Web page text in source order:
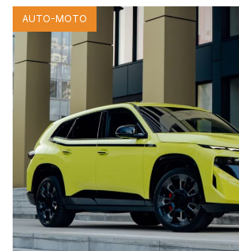
AUTO-MOTO